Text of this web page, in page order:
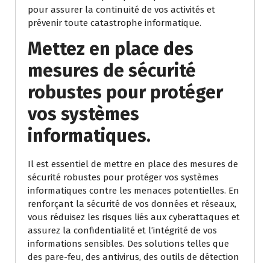
pour assurer la continuité de vos activités et
prévenir toute catastrophe informatique.
Mettez en place des
mesures de sécurité
robustes pour protéger
vos systèmes
informatiques.
Il est essentiel de mettre en place des mesures de
sécurité robustes pour protéger vos systèmes
informatiques contre les menaces potentielles. En
renforçant la sécurité de vos données et réseaux,
vous réduisez les risques liés aux cyberattaques et
assurez la confidentialité et l’intégrité de vos
informations sensibles. Des solutions telles que
des pare-feu, des antivirus, des outils de détection